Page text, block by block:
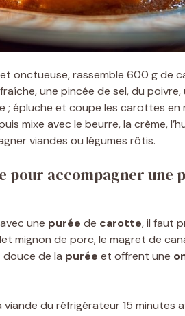
onctueuse, rassemble 600 g de
une pincée de sel, du poivre,
; épluche et coupe les carottes
mixe avec le beurre, la crème,
viandes ou légumes rôtis.
pour accompagner une
une purée de carotte, il faut
mignon de porc, le magret de
douce de la purée et offrent une
du réfrigérateur 15 minutes